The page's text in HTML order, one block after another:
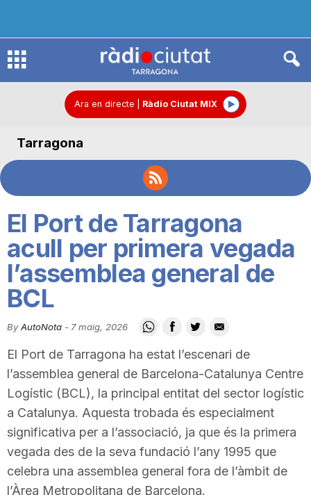
R
d
C
i
u
t
a
Ara en directe Ràdio Ciutat MIX
Tarragona
El Port de Tarragona
acull per primera vegada
l’assemblea general de
BCL
By AutoNota - 7 maig, 2026
El Port de Tarragona ha estat l’escenari de
l’assemblea general de Barcelona-Catalunya Centre
Logístic (BCL), la principal entitat del sector logístic
a Catalunya. Aquesta trobada és especialment
significativa per a l’associació, ja que és la primera
vegada des de la seva fundació l’any 1995 que
celebra una assemblea general fora de l’àmbit de
l’Àrea Metropolitana de Barcelona.